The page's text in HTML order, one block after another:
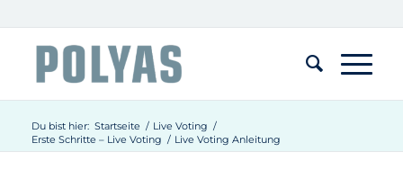
Du bist hier: Startseite / Live Voting /
Erste Schritte – Live Voting / Live Voting Anleitung